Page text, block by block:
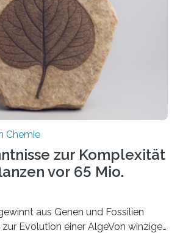
in der Bäckerhefe
entdeckt, der für die
der Organellen entscheidend ist. Die
Oktober 2025 in der
Chemie
zur Komplexität
vor 65 Mio.
aus Genen und Fossilien
Evolution einer AlgeVon winzigen